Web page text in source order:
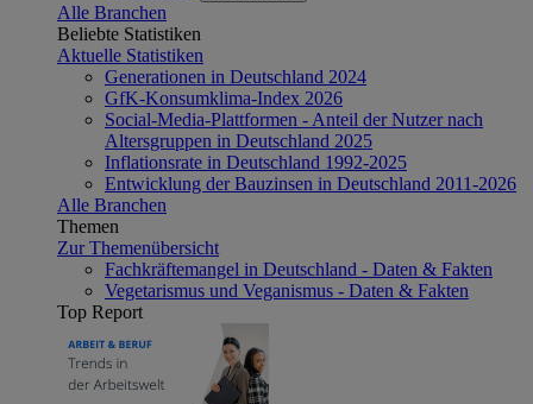
Alle Branchen
Beliebte Statistiken
Aktuelle Statistiken
Generationen in Deutschland 2024
GfK-Konsumklima-Index 2026
Social-Media-Plattformen - Anteil der Nutzer nach
Altersgruppen in Deutschland 2025
Inflationsrate in Deutschland 1992-2025
Entwicklung der Bauzinsen in Deutschland 2011-2026
Alle Branchen
Themen
Zur Themenübersicht
Fachkräftemangel in Deutschland - Daten & Fakten
Vegetarismus und Veganismus - Daten & Fakten
Top Report